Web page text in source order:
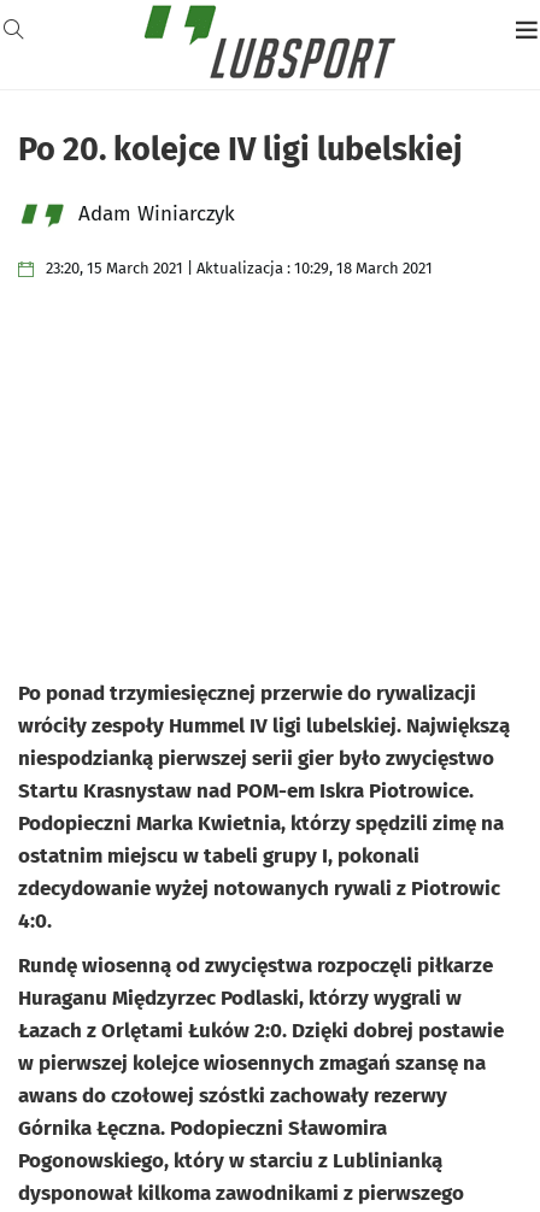
Po 20. kolejce IV ligi lubelskiej
Adam Winiarczyk
23:20, 15 March 2021 | Aktualizacja : 10:29, 18 March 2021
Po ponad trzymiesięcznej przerwie do rywalizacji
wróciły zespoły Hummel IV ligi lubelskiej. Największą
niespodzianką pierwszej serii gier było zwycięstwo
Startu Krasnystaw nad POM-em Iskra Piotrowice.
Podopieczni Marka Kwietnia, którzy spędzili zimę na
ostatnim miejscu w tabeli grupy I, pokonali
zdecydowanie wyżej notowanych rywali z Piotrowic
4:0.
Rundę wiosenną od zwycięstwa rozpoczęli piłkarze
Huraganu Międzyrzec Podlaski, którzy wygrali w
Łazach z Orlętami Łuków 2:0. Dzięki dobrej postawie
w pierwszej kolejce wiosennych zmagań szansę na
awans do czołowej szóstki zachowały rezerwy
Górnika Łęczna. Podopieczni Sławomira
Pogonowskiego, który w starciu z Lublinianką
dysponował kilkoma zawodnikami z pierwszego